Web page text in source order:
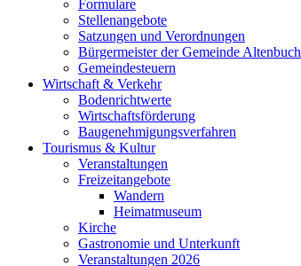
Formulare
Stellenangebote
Satzungen und Verordnungen
Bürgermeister der Gemeinde Altenbuch
Gemeindesteuern
Wirtschaft & Verkehr
Bodenrichtwerte
Wirtschaftsförderung
Baugenehmigungsverfahren
Tourismus & Kultur
Veranstaltungen
Freizeitangebote
Wandern
Heimatmuseum
Kirche
Gastronomie und Unterkunft
Veranstaltungen 2026